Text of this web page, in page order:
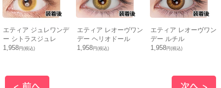
エティア ジュレワンデ
ー シトラスジュレ
1,958円(税込)
エティア レオーヴワン
デー ヘリオドール
1,958円(税込)
エティア レオーヴワン
デー ルチル
1,958円(税込)